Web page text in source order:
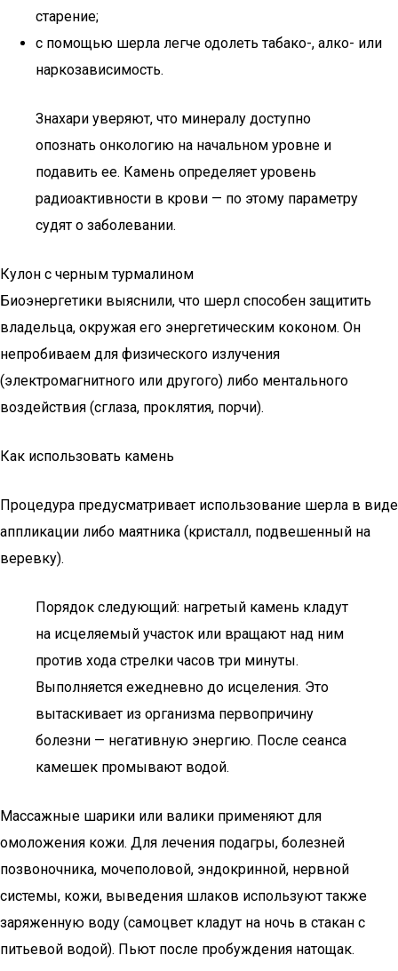
старение;
с помощью шерла легче одолеть табако-, алко- или
наркозависимость.
Знахари уверяют, что минералу доступно
опознать онкологию на начальном уровне и
подавить ее. Камень определяет уровень
радиоактивности в крови — по этому параметру
судят о заболевании.
Кулон с черным турмалином
Биоэнергетики выяснили, что шерл способен защитить
владельца, окружая его энергетическим коконом. Он
непробиваем для физического излучения
(электромагнитного или другого) либо ментального
воздействия (сглаза, проклятия, порчи).
Как использовать камень
Процедура предусматривает использование шерла в виде
аппликации либо маятника (кристалл, подвешенный на
веревку).
Порядок следующий: нагретый камень кладут
на исцеляемый участок или вращают над ним
против хода стрелки часов три минуты.
Выполняется ежедневно до исцеления. Это
вытаскивает из организма первопричину
болезни — негативную энергию. После сеанса
камешек промывают водой.
Массажные шарики или валики применяют для
омоложения кожи. Для лечения подагры, болезней
позвоночника, мочеполовой, эндокринной, нервной
системы, кожи, выведения шлаков используют также
заряженную воду (самоцвет кладут на ночь в стакан с
питьевой водой). Пьют после пробуждения натощак.